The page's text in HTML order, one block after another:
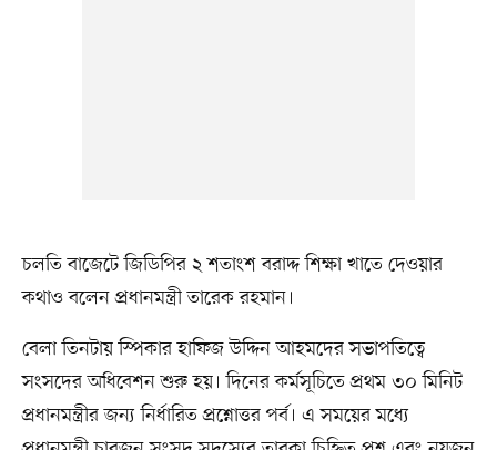
চলতি বাজেটে জিডিপির ২ শতাংশ বরাদ্দ শিক্ষা খাতে দেওয়ার
কথাও বলেন প্রধানমন্ত্রী তারেক রহমান।
বেলা তিনটায় স্পিকার হাফিজ উদ্দিন আহমদের সভাপতিত্বে
সংসদের অধিবেশন শুরু হয়। দিনের কর্মসূচিতে প্রথম ৩০ মিনিট
প্রধানমন্ত্রীর জন্য নির্ধারিত প্রশ্নোত্তর পর্ব। এ সময়ের মধ্যে